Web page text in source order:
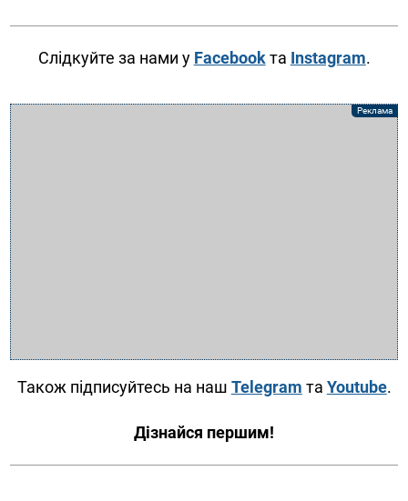
Слідкуйте за нами у Facebookта Instagram.
Також підписуйтесь на наш Telegram та Youtube.
Дізнайся першим!